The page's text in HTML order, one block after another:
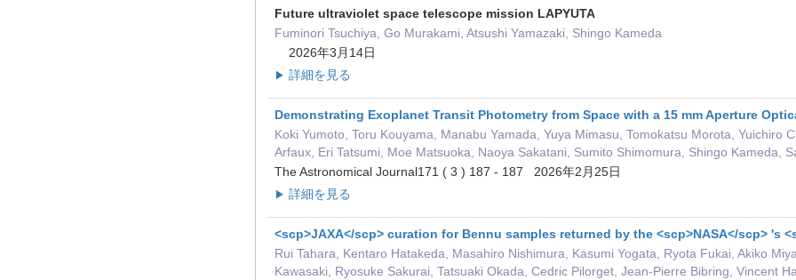
Future ultraviolet space telescope mission LAPYUTA
Fuminori Tsuchiya, Go Murakami, Atsushi Yamazaki, Shingo Kameda
2026年3月14日
▶ 詳細を見る
Demonstrating Exoplanet Transit Photometry from Space with a 15 mm Aperture
Koki Yumoto, Toru Kouyama, Manabu Yamada, Yuya Mimasu, Tomokatsu Morota, Yuichiro
Arfaux, Eri Tatsumi, Moe Matsuoka, Naoya Sakatani, Sumito Shimomura, Shingo Kameda,
The Astronomical Journal171 ( 3 ) 187 - 187 2026年2月25日
▶ 詳細を見る
<scp>JAXA</scp> curation for Bennu samples returned by the <scp>NASA</scp> 's
Rui Tahara, Kentaro Hatakeda, Masahiro Nishimura, Kasumi Yogata, Ryota Fukai, Akiko
Kawasaki, Ryosuke Sakurai, Tatsuaki Okada, Cedric Pilorget, Jean‐Pierre Bibring, Vincent